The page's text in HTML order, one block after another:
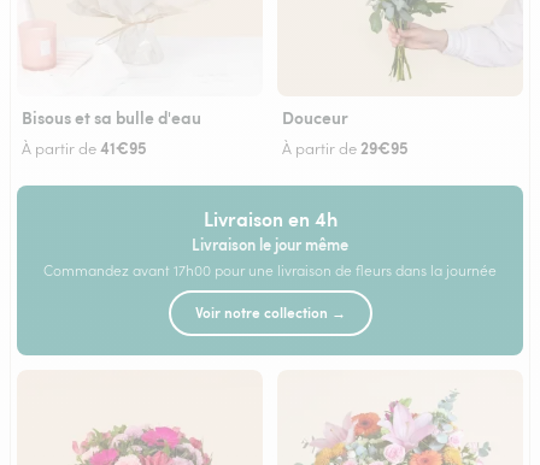
Bisous et sa bulle d'eau
À partir de41€95
Douceur
À partir de29€95
Livraison en 4h
Livraison le jour même
Commandez avant 17h00 pour une livraison de fleurs dans la journée
Voir notre collection →